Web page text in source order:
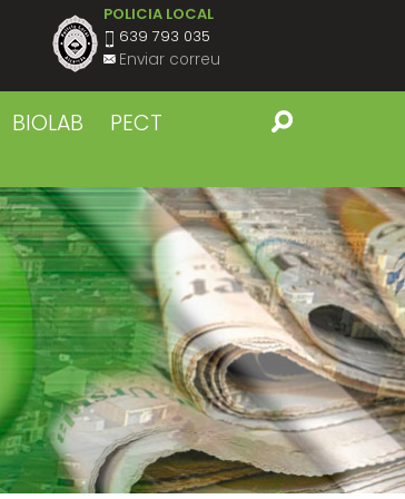
POLICIA LOCAL
639 793 035
Enviar correu
BIOLAB
PECT